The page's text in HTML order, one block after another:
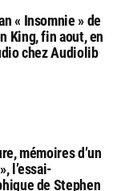
« Insomnie » de
King, fin aout, en
chez Audiolib
mémoires d’un
l’essai-
de Stephen